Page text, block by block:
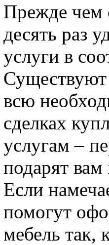
Прежде чем
десять раз
услуги в
Существуют
всю
сделках
услугам –
подарят
Если
помогут
мебель так,